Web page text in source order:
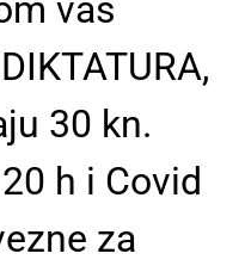
vas
30 kn.
h i Covid
za